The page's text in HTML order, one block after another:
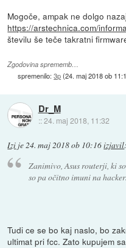
Mogoče, ampak ne dolgo
https://arstechnica.com/
številu še teče takratni
Zgodovina sprememb…
spremenilo:3p(24. maj 2018 ob
Dr_M
::24. maj 2018, 11:32
Izi je24. maj 2018 ob 10:16izjavil:
Zanimivo, Asus routerji, ki
so pa očitno imuni na
Tudi ce se bo kaj naslo, bo
ultimat pri fcc. Zato kupujem